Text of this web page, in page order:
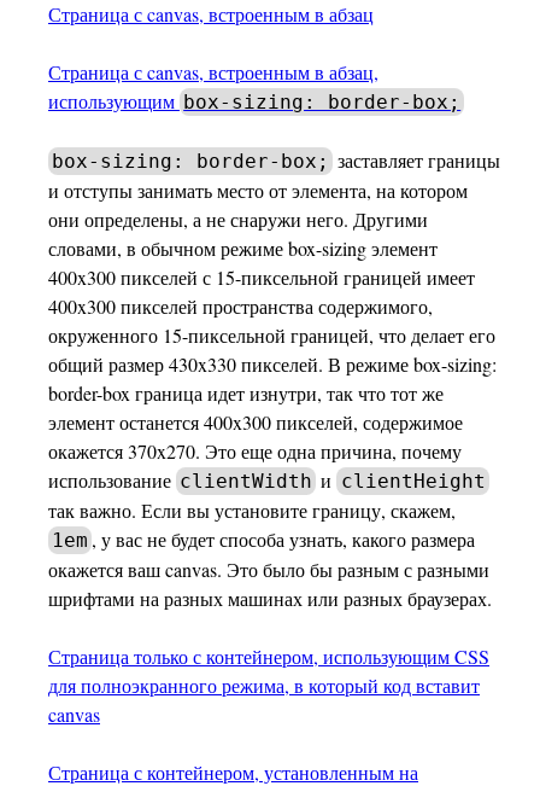
Страница с canvas, встроенным в абзац
Страница с canvas, встроенным в абзац,
использующим box-sizing: border-box;
box-sizing: border-box; заставляет границы
и отступы занимать место от элемента, на котором
они определены, а не снаружи него. Другими
словами, в обычном режиме box-sizing элемент
400x300 пикселей с 15-пиксельной границей имеет
400x300 пикселей пространства содержимого,
окруженного 15-пиксельной границей, что делает его
общий размер 430x330 пикселей. В режиме box-sizing:
border-box граница идет изнутри, так что тот же
элемент останется 400x300 пикселей, содержимое
окажется 370x270. Это еще одна причина, почему
использование clientWidth и clientHeight
так важно. Если вы установите границу, скажем,
1em , у вас не будет способа узнать, какого размера
окажется ваш canvas. Это было бы разным с разными
шрифтами на разных машинах или разных браузерах.
Страница только с контейнером, использующим CSS
для полноэкранного режима, в который код вставит
canvas
Страница с контейнером, установленным на